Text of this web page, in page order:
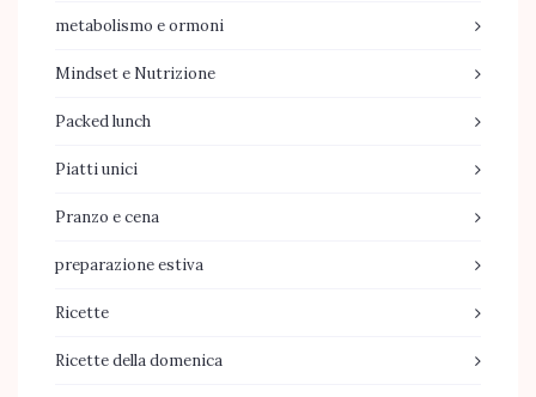
metabolismo e ormoni
Mindset e Nutrizione
Packed lunch
Piatti unici
Pranzo e cena
preparazione estiva
Ricette
Ricette della domenica